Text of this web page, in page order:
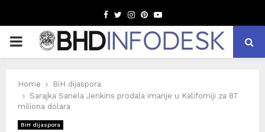
Facebook
TwitterInstagram
Pinterest
Youtube
PRIMARY
Home
BiH dijaspora
Sarajka Sanela Jenkins prodala imanje u Kaliforniji za 87
miliona dolara
BiH dijaspora